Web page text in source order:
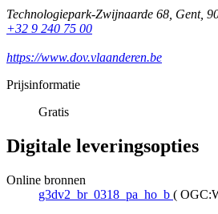
Technologiepark-Zwijnaarde 68, Gent,
+32 9 240 75 00
https://www.dov.vlaanderen.be
Prijsinformatie
Gratis
Digitale leveringsopties
Online bronnen
g3dv2_br_0318_pa_ho_b (